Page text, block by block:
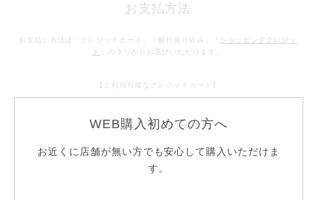
お支払方法
お支払い方法は「クレジットカード」「銀行振り込み」「
ショッピングクレジッ
ト
」の３つからお選びいただけます。
【ご利用可能なクレジットカード】
お支払方法について
WEB購入初めての方へ
お近くに店舗が無い方でも安心して購入いただけま
す。